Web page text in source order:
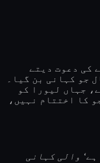
کی دعوت دیتے
جو کہانی بن گیا۔
جہاں لیورا کو
کا اختتام نہیں،
والی کہانی